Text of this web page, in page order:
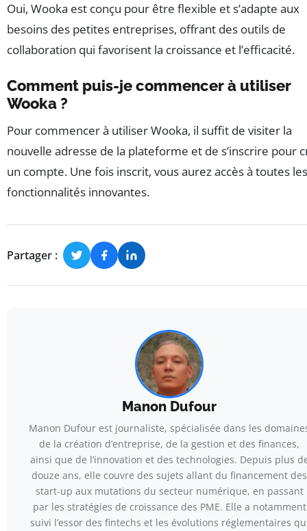
Oui, Wooka est conçu pour être flexible et s’adapte aux
besoins des petites entreprises, offrant des outils de
collaboration qui favorisent la croissance et l’efficacité.
Comment puis-je commencer à utiliser
Wooka ?
Pour commencer à utiliser Wooka, il suffit de visiter la
nouvelle adresse de la plateforme et de s’inscrire pour
un compte. Une fois inscrit, vous aurez accès à toutes les
fonctionnalités innovantes.
Partager :
Manon Dufour
Manon Dufour est journaliste, spécialisée dans les
de la création d’entreprise, de la gestion et des finances,
ainsi que de l’innovation et des technologies. Depuis plus
douze ans, elle couvre des sujets allant du financement des
start-up aux mutations du secteur numérique, en passant
par les stratégies de croissance des PME. Elle a notamment
suivi l’essor des fintechs et les évolutions réglementaires